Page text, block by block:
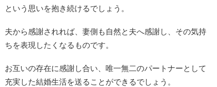
という思いを抱き続けるでしょう。
夫から感謝されれば、妻側も自然と夫へ感謝し、その気持
ちを表現したくなるものです。
お互いの存在に感謝し合い、唯一無二のパートナーとして
充実した結婚生活を送ることができるでしょう。